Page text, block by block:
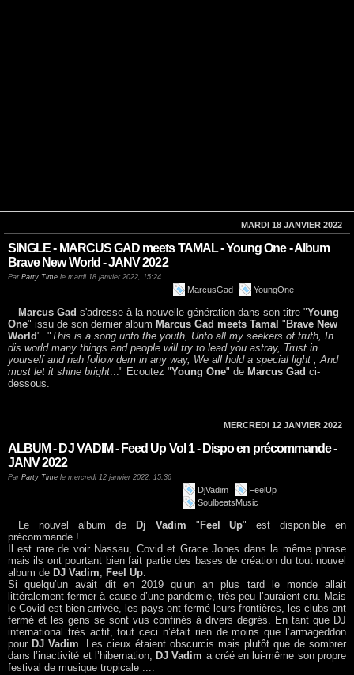
MARDI 18 JANVIER 2022
SINGLE - MARCUS GAD meets TAMAL - Young One - Album
Brave New World - JANV 2022
Par Party Time le mardi 18 janvier 2022, 15:24
MarcusGad YoungOne
Marcus Gads'adresse à la nouvelle génération dans son titre "Young
One" issu de son dernier album Marcus Gad meets Tamal " Brave New
World". "This is a song unto the youth, Unto all my seekers of truth, In
dis world many things and people will try to lead you astray, Trust in
yourself and nah follow dem in any way, We all hold a special light , And
must let it shine bright..." Ecoutez "Young One" de Marcus Gad ci-
dessous.
MERCREDI 12 JANVIER 2022
ALBUM - DJ VADIM - Feed Up Vol 1 - Dispo en précommande -
JANV 2022
Par Party Time le mercredi 12 janvier 2022, 15:36
DjVadim
FeelUp
SoulbeatsMusic
Le nouvel album de Dj Vadim " Feel Up" est disponible en
précommande !
Il est rare de voir Nassau, Covid et Grace Jones dans la même phrase
mais ils ont pourtant bien fait partie des bases de création du tout nouvel
album de DJ Vadim, Feel Up.
Si quelqu’un avait dit en 2019 qu’un an plus tard le monde allait
littéralement fermer à cause d’une pandemie, très peu l’auraient cru. Mais
le Covid est bien arrivée, les pays ont fermé leurs frontières, les clubs ont
fermé et les gens se sont vus confinés à divers degrés. En tant que DJ
international très actif, tout ceci n’était rien de moins que l’armageddon
pour DJ Vadim. Les cieux étaient obscurcis mais plutôt que de sombrer
dans l’inactivité et l’hibernation, DJ Vadim a créé en lui-même son propre
festival de musique tropicale ....